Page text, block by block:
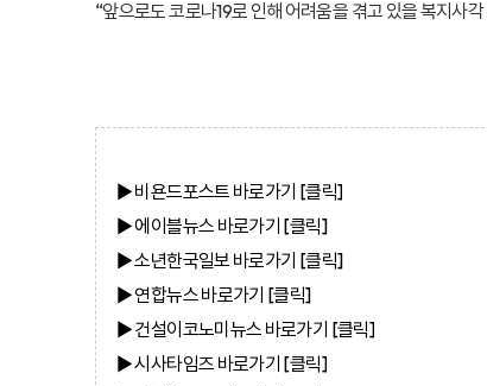
“앞으로도 코로나19로 인해 어려움을 겪고 있을 복지사
▶ 비욘드포스트 바로가기 [클릭]
▶ 에이블뉴스 바로가기 [클릭]
▶ 소년한국일보 바로가기 [클릭]
▶ 연합뉴스바로가기 [클릭]
▶ 건설이코노미뉴스 바로가기 [클릭]
▶ 시사타임즈 바로가기 [클릭]